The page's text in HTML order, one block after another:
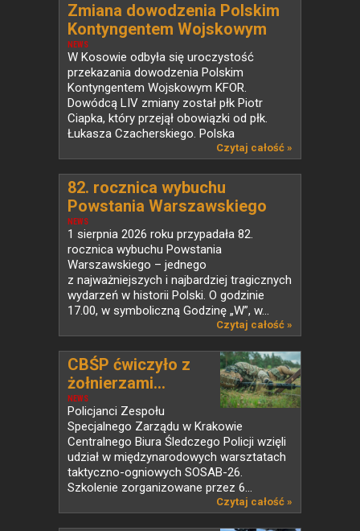
NEWS
Zmiana dowodzenia Polskim
Kontyngentem Wojskowym
KFOR w Kosowie
W Kosowie odbyła się uroczystość
przekazania dowodzenia Polskim
Kontyngentem Wojskowym KFOR.
Dowódcą LIV zmiany został płk Piotr
Ciapka, który przejął obowiązki od płk.
Łukasza Czacherskiego. Polska
Czytaj całość »
NEWS
82. rocznica wybuchu
Powstania Warszawskiego
1 sierpnia 2026 roku przypadała 82.
rocznica wybuchu Powstania
Warszawskiego – jednego
z najważniejszych i najbardziej tragicznych
wydarzeń w historii Polski. O godzinie
17.00, w symboliczną Godzinę „W”, w...
Czytaj całość »
NEWS
CBŚP ćwiczyło z
żołnierzami...
Policjanci Zespołu
Specjalnego Zarządu w Krakowie
Centralnego Biura Śledczego Policji wzięli
udział w międzynarodowych warsztatach
taktyczno-ogniowych SOSAB-26.
Szkolenie zorganizowane przez 6...
Czytaj całość »